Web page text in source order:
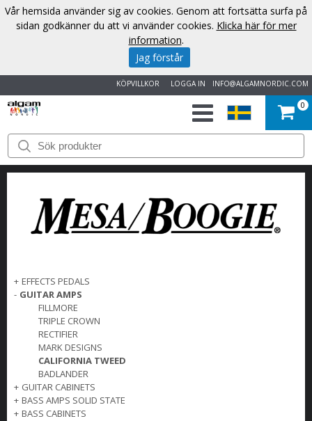
INFO@ALGAMNORDIC.COM
LOGGA IN
KÖPVILLKOR
START
VARUMÄRKEN
NYHETER
OSS
KONTAKT
0
+ EFFECTS PEDALS
- GUITAR AMPS
FILLMORE
TRIPLE CROWN
RECTIFIER
MARK DESIGNS
CALIFORNIA TWEED
BADLANDER
+ GUITAR CABINETS
+ BASS AMPS SOLID STATE
+ BASS CABINETS
Vår hemsida använder sig av cookies. Genom att fortsätta surfa på
sidan godkänner du att vi använder cookies. Klicka här för mer
information.
Jag förstår